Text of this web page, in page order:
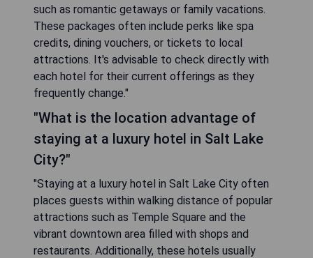
such as romantic getaways or family vacations.
These packages often include perks like spa
credits, dining vouchers, or tickets to local
attractions. It's advisable to check directly with
each hotel for their current offerings as they
frequently change."
"What is the location advantage of
staying at a luxury hotel in Salt Lake
City?"
"Staying at a luxury hotel in Salt Lake City often
places guests within walking distance of popular
attractions such as Temple Square and the
vibrant downtown area filled with shops and
restaurants. Additionally, these hotels usually